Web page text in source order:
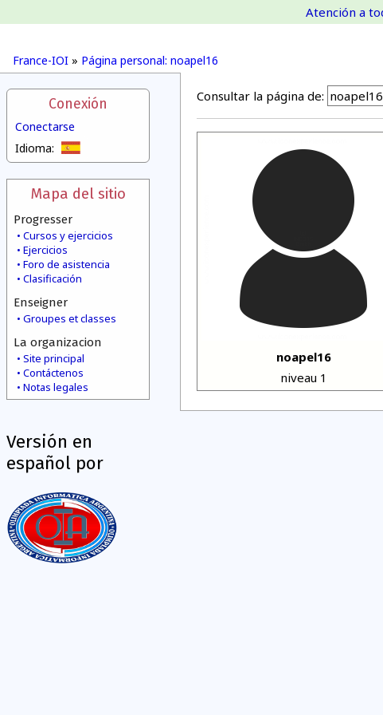
France-IOI » Página personal: noapel16
Atención a
Conexión
Conectarse
Idioma:
Mapa del sitio
Progresser
Cursos y ejercicios
Ejercicios
Foro de asistencia
Clasificación
Enseigner
Groupes et classes
La organizacion
Site principal
Contáctenos
Notas legales
Versión en
español por
Consultar la página de:
noapel16
niveau 1